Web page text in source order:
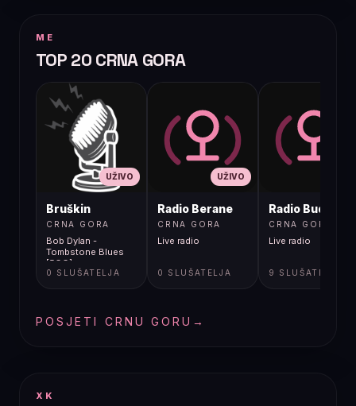
ME
TOP 20 CRNA GORA
UŽIVO
Bruškin
CRNA GORA
Bob Dylan -
Tombstone Blues
[5GG]
0 SLUŠATELJA
UŽIVO
Radio Berane
CRNA GORA
Live radio
0 SLUŠATELJA
Radio Budva
CRNA GORA
Live radio
9 SLUŠATELJA
POSJETI CRNU GORU →
XK